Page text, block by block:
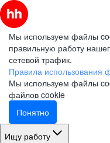
Мы используем файлы
правильную работу
сетевой трафик.
Правила использования
Мы используем файлы
файлов cookie
Понятно
Ищу работу